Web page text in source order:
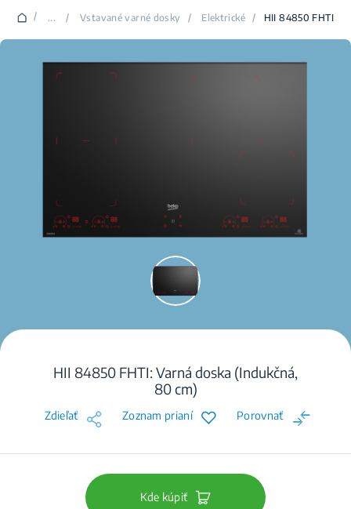
/ ... / Vstavané varné dosky / Elektrické / HII 84850 FHTI
HII 84850 FHTI: Varná doska (Indukčná,
80 cm)
Zdieľať Zoznam prianí Porovnať
Kde kúpiť